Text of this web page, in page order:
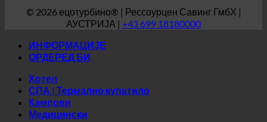
ИНФОРМАЦИЈЕ
ОРДЕРЕД БИ
Хотел
СПА | Термално купатило
Кампови
Медицински
домови за пензионере
Спортски центар
Индустрија